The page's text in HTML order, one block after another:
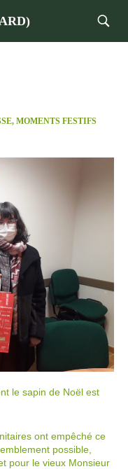
, MOMENTS FESTIFS
le sapin de Noël est
ont empêché ce
possible,
pour le vieux Monsieur